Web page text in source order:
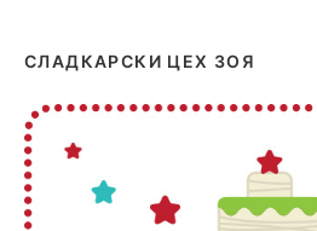
СЛАДКАРСКИ ЦЕХ ЗОЯ